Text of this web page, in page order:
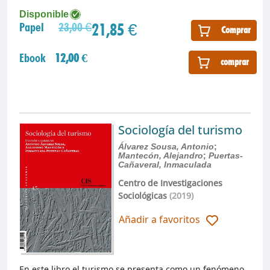
Disponible
Papel 23,00 €21,85 € Comprar
Ebook 12,00 € comprar
Sociología del turismo
Álvarez Sousa, Antonio;
Mantecón, Alejandro; Puertas-
Cañaveral, Inmaculada
Centro de Investigaciones
Sociológicas(2019)
Añadir a favoritos